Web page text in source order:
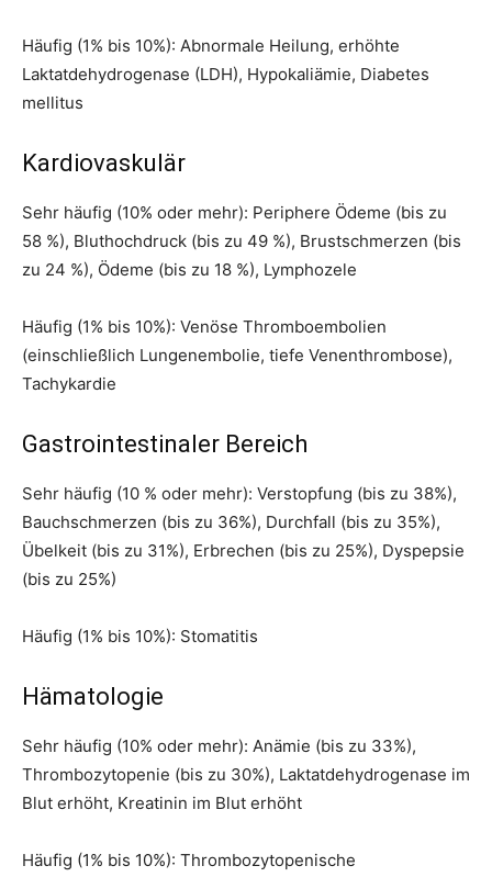
Häufig (1% bis 10%): Abnormale Heilung, erhöhte
Laktatdehydrogenase (LDH), Hypokaliämie, Diabetes
mellitus
Kardiovaskulär
Sehr häufig (10% oder mehr): Periphere Ödeme (bis zu
58 %), Bluthochdruck (bis zu 49 %), Brustschmerzen (bis
zu 24 %), Ödeme (bis zu 18 %), Lymphozele
Häufig (1% bis 10%): Venöse Thromboembolien
(einschließlich Lungenembolie, tiefe Venenthrombose),
Tachykardie
Gastrointestinaler Bereich
Sehr häufig (10 % oder mehr): Verstopfung (bis zu 38%),
Bauchschmerzen (bis zu 36%), Durchfall (bis zu 35%),
Übelkeit (bis zu 31%), Erbrechen (bis zu 25%), Dyspepsie
(bis zu 25%)
Häufig (1% bis 10%): Stomatitis
Hämatologie
Sehr häufig (10% oder mehr): Anämie (bis zu 33%),
Thrombozytopenie (bis zu 30%), Laktatdehydrogenase im
Blut erhöht, Kreatinin im Blut erhöht
Häufig (1% bis 10%): Thrombozytopenische